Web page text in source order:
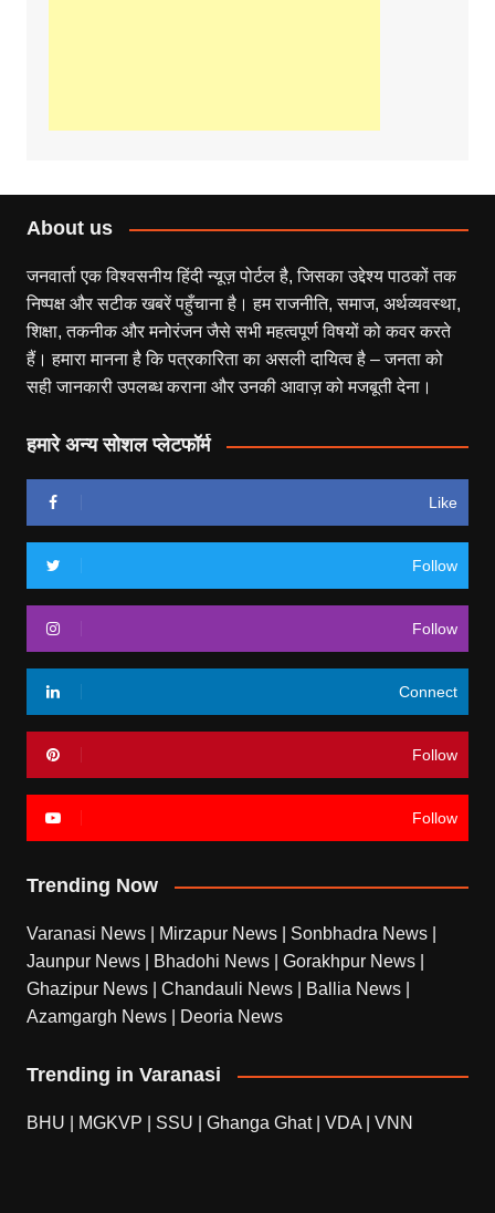
About us
जनवार्ता एक विश्वसनीय हिंदी न्यूज़ पोर्टल है, जिसका उद्देश्य पाठकों तक
निष्पक्ष और सटीक खबरें पहुँचाना है। हम राजनीति, समाज, अर्थव्यवस्था,
शिक्षा, तकनीक और मनोरंजन जैसे सभी महत्वपूर्ण विषयों को कवर करते
हैं। हमारा मानना है कि पत्रकारिता का असली दायित्व है – जनता को
सही जानकारी उपलब्ध कराना और उनकी आवाज़ को मजबूती देना।
हमारे अन्य सोशल प्लेटफॉर्म
Like
Follow
Follow
Connect
Follow
Follow
Trending Now
Varanasi News Mirzapur News Sonbhadra News
Jaunpur News
Bhadohi News Gorakhpur News
Ghazipur News
Chandauli News Ballia News
Azamgargh News
Deoria News
Trending in Varanasi
BHU MGKVP SSU Ghanga Ghat| VDA VNN